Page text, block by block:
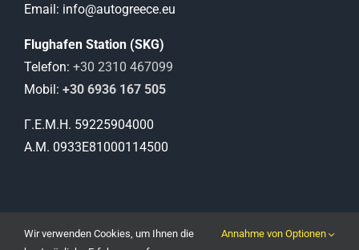
Email: info@autogreece.eu
Flughafen Station (SKG)
Telefon: +30 2310 467099
Mobil: +30 6936 167 505
Γ.Ε.Μ.Η. 59225904000
Α.Μ. 0933Ε81000114500
Wir verwenden Cookies, um Ihnen die
Annahme von Optionen